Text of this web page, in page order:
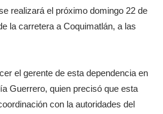
realizará el próximo domingo 22 de
la carretera a Coquimatlán, a las
el gerente de esta dependencia en
Guerrero, quien precisó que esta
con la autoridades del